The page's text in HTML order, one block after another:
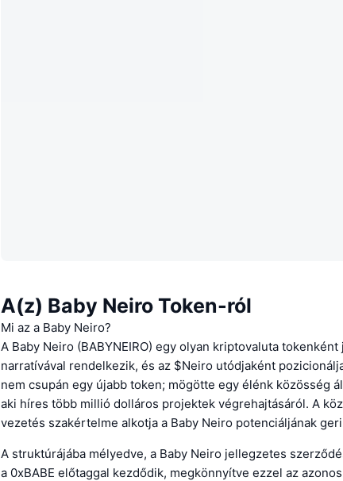
A(z) Baby Neiro Token-ról
Mi az a Baby Neiro?
A Baby Neiro (BABYNEIRO) egy olyan kriptovaluta
narratívával rendelkezik, és az $Neiro utódjaként
nem csupán egy újabb token; mögötte egy élénk közösség
aki híres több millió dolláros projektek végrehajtásáról. A
vezetés szakértelme alkotja a Baby Neiro potenciáljának
A struktúrájába mélyedve, a Baby Neiro jellegzetes
a 0xBABE előtaggal kezdődik, megkönnyítve ezzel az